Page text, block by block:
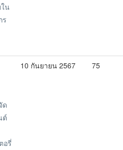
น
ร
ด
ต์
อรี่
10 กันยายน 2567 75